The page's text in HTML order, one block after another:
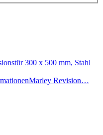
300 x 500 mm, Stahl
Revision…